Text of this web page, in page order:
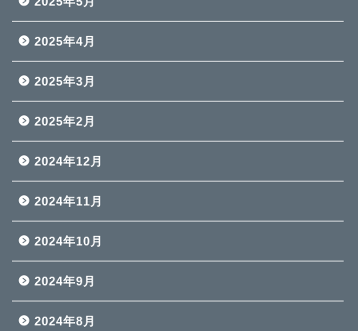
2025年4月
2025年3月
2025年2月
2024年12月
2024年11月
2024年10月
2024年9月
2024年8月